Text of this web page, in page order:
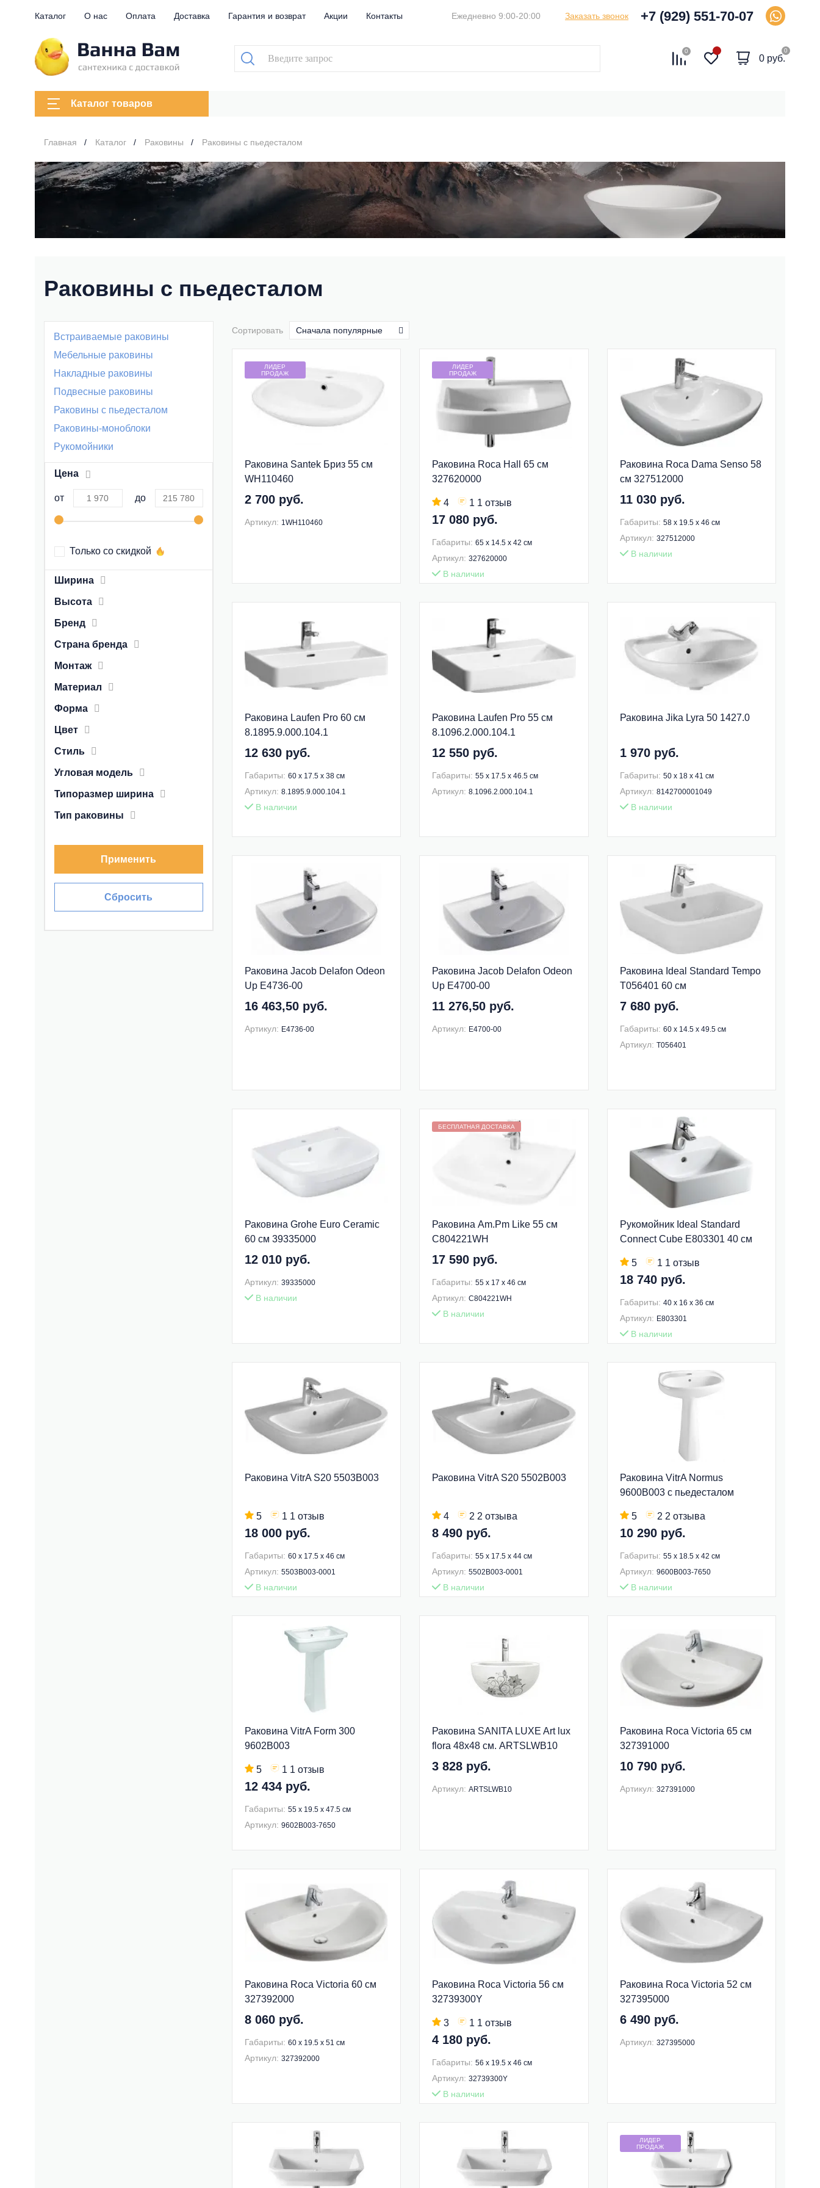
Каталог О нас Оплата Доставка Гарантия и возврат Акции Контакты Ежедневно 9:00-20:00 Заказать звонок +7 (929) 551-70-07
0 0
0 руб.
Каталог товаров
Главная Каталог Раковины Раковины с пьедесталом
Раковины с пьедесталом
Встраиваемые раковины
Мебельные раковины
Накладные раковины
Подвесные раковины
Раковины с пьедесталом
Раковины-моноблоки
Рукомойники
Цена
от до
Только со скидкой
Ширина
Высота
Бренд
Страна бренда
Монтаж
Материал
Форма
Цвет
Стиль
Угловая модель
Типоразмер ширина
Тип раковины
Применить
Сбросить
Сортировать Сначала популярные
ЛИДЕР
ПРОДАЖ
Раковина Santek Бриз 55 см
WH110460
2 700 руб.
Артикул: 1WH110460
ЛИДЕР
ПРОДАЖ
Раковина Roca Hall 65 см
327620000
4 1 1 отзыв
17 080 руб.
Габариты: 65 x 14.5 x 42 см
Артикул: 327620000
В наличии
Раковина Roca Dama Senso 58
см 327512000
11 030 руб.
Габариты: 58 x 19.5 x 46 см
Артикул: 327512000
В наличии
Раковина Laufen Pro 60 см
8.1895.9.000.104.1
12 630 руб.
Габариты: 60 x 17.5 x 38 см
Артикул: 8.1895.9.000.104.1
В наличии
Раковина Laufen Pro 55 см
8.1096.2.000.104.1
12 550 руб.
Габариты: 55 x 17.5 x 46.5 см
Артикул: 8.1096.2.000.104.1
Раковина Jika Lyra 50 1427.0
1 970 руб.
Габариты: 50 x 18 x 41 см
Артикул: 8142700001049
В наличии
Раковина Jacob Delafon Odeon
Up E4736-00
16 463,50 руб.
Артикул: E4736-00
Раковина Jacob Delafon Odeon
Up E4700-00
11 276,50 руб.
Артикул: E4700-00
Раковина Ideal Standard Tempo
T056401 60 см
7 680 руб.
Габариты: 60 x 14.5 x 49.5 см
Артикул: T056401
Раковина Grohe Euro Ceramic
60 см 39335000
12 010 руб.
Артикул: 39335000
В наличии
БЕСПЛАТНАЯ ДОСТАВКА
Раковина Am.Pm Like 55 см
C804221WH
17 590 руб.
Габариты: 55 x 17 x 46 см
Артикул: C804221WH
В наличии
Рукомойник Ideal Standard
Connect Cube E803301 40 см
5 1 1 отзыв
18 740 руб.
Габариты: 40 x 16 x 36 см
Артикул: E803301
В наличии
Раковина VitrA S20 5503B003
5 1 1 отзыв
18 000 руб.
Габариты: 60 x 17.5 x 46 см
Артикул: 5503B003-0001
В наличии
Раковина VitrA S20 5502B003
4 2 2 отзыва
8 490 руб.
Габариты: 55 x 17.5 x 44 см
Артикул: 5502B003-0001
В наличии
Раковина VitrA Normus
9600B003 с пьедесталом
5 2 2 отзыва
10 290 руб.
Габариты: 55 x 18.5 x 42 см
Артикул: 9600B003-7650
В наличии
Раковина VitrA Form 300
9602B003
5 1 1 отзыв
12 434 руб.
Габариты: 55 x 19.5 x 47.5 см
Артикул: 9602B003-7650
Раковина SANITA LUXE Art lux
flora 48х48 см. ARTSLWB10
3 828 руб.
Артикул: ARTSLWB10
Раковина Roca Victoria 65 см
327391000
10 790 руб.
Артикул: 327391000
Раковина Roca Victoria 60 см
327392000
8 060 руб.
Габариты: 60 x 19.5 x 51 см
Артикул: 327392000
Раковина Roca Victoria 56 см
32739300Y
3 1 1 отзыв
4 180 руб.
Габариты: 56 x 19.5 x 46 см
Артикул: 32739300Y
В наличии
Раковина Roca Victoria 52 см
327395000
6 490 руб.
Артикул: 327395000
ЛИДЕР
ПРОДАЖ